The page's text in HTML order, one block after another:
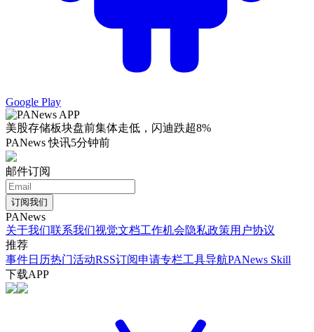
Google Play
美股存储板块盘前集体走低，闪迪跌超8%
PANews 快讯5分钟前
邮件订阅
订阅我们
PANews
关于我们联系我们视觉文档工作机会隐私政策用户协议
推荐
事件日历热门活动RSS订阅申请专栏工具导航PANews Skill
下载APP